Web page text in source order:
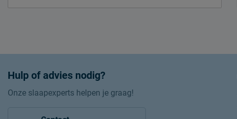
Hulp of advies nodig?
Onze slaapexperts helpen je graag!